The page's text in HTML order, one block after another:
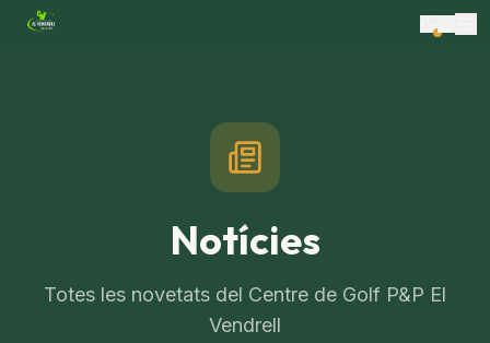
Notícies
Totes les novetats del Centre de Golf P&P El
Vendrell